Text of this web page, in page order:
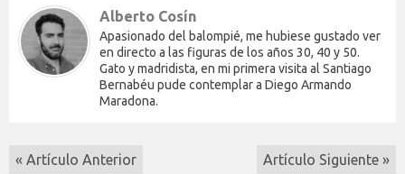
Alberto Cosín
Apasionado del balompié, me hubiese gustado ver
en directo a las figuras de los años 30, 40 y 50.
Gato y madridista, en mi primera visita al Santiago
Bernabéu pude contemplar a Diego Armando
Maradona.
« Artículo Anterior Artículo Siguiente »